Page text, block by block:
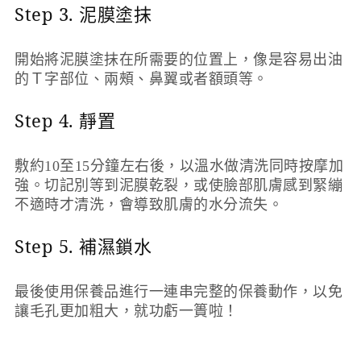
Step 3. 泥膜塗抹
開始將泥膜塗抹在所需要的位置上，像是容易出油
的Ｔ字部位、兩頰、鼻翼或者額頭等。
Step 4. 靜置
敷約10至15分鐘左右後，以溫水做清洗同時按摩加
強。切記別等到泥膜乾裂，或使臉部肌膚感到緊繃
不適時才清洗，會導致肌膚的水分流失。
Step 5. 補濕鎖水
最後使用保養品進行一連串完整的保養動作，以免
讓毛孔更加粗大，就功虧一簣啦！